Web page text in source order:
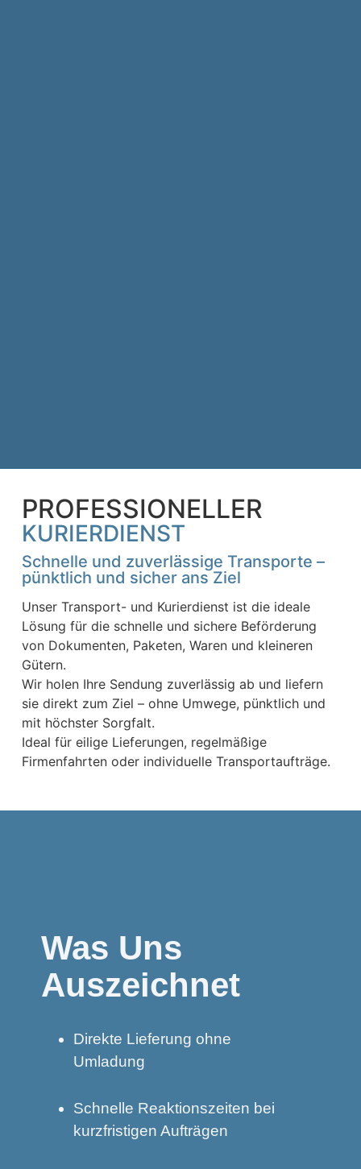
PROFESSIONELLER
KURIERDIENST
Schnelle und zuverlässige Transporte –
pünktlich und sicher ans Ziel
Unser Transport- und Kurierdienst ist die ideale
Lösung für die schnelle und sichere Beförderung
von Dokumenten, Paketen, Waren und kleineren
Gütern.
Wir holen Ihre Sendung zuverlässig ab und liefern
sie direkt zum Ziel – ohne Umwege, pünktlich und
mit höchster Sorgfalt.
Ideal für eilige Lieferungen, regelmäßige
Firmenfahrten oder individuelle Transportaufträge.
Was Uns
Auszeichnet
Direkte Lieferung ohne
Umladung
Schnelle Reaktionszeiten bei
kurzfristigen Aufträgen